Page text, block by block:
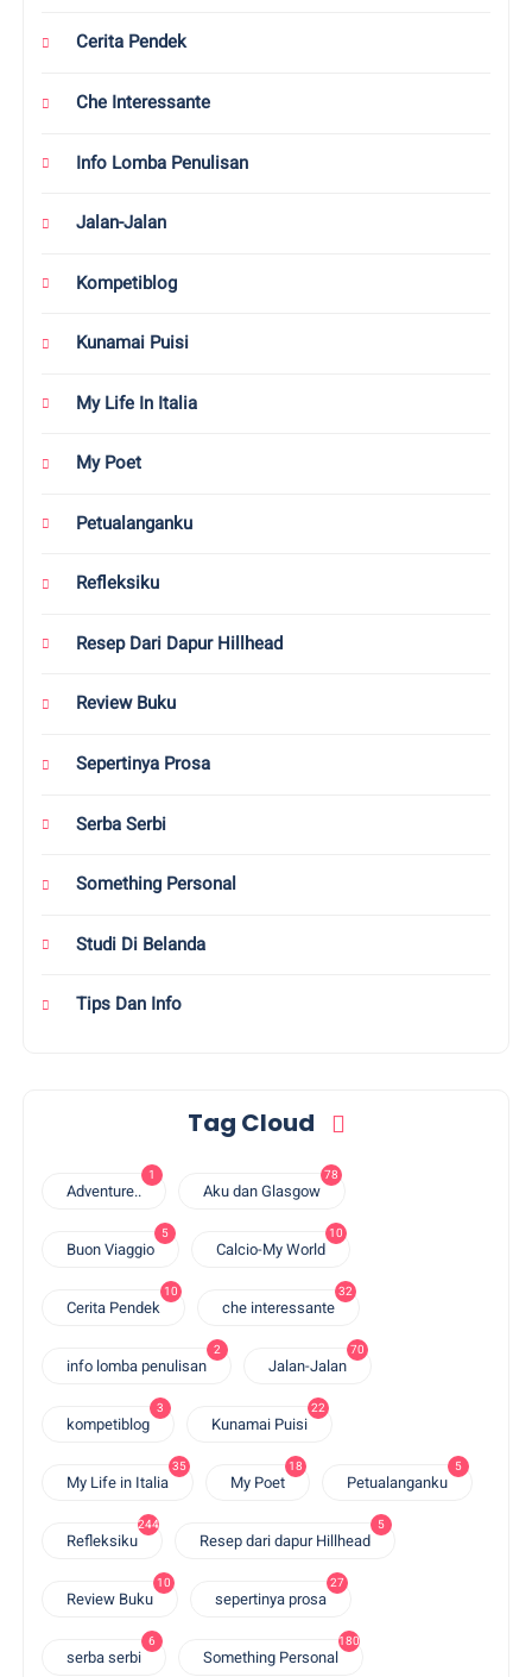
Cerita Pendek
Che Interessante
Info Lomba Penulisan
Jalan-Jalan
Kompetiblog
Kunamai Puisi
My Life In Italia
My Poet
Petualanganku
Refleksiku
Resep Dari Dapur Hillhead
Review Buku
Sepertinya Prosa
Serba Serbi
Something Personal
Studi Di Belanda
Tips Dan Info
Tag Cloud
Adventure..
1
Aku dan Glasgow
78
Buon Viaggio
5
Calcio-My World
10
Cerita Pendek
10
che interessante
32
info lomba penulisan
2
Jalan-Jalan
70
kompetiblog
3
Kunamai Puisi
22
My Life in Italia
35
My Poet
18
Petualanganku
5
Refleksiku
244
Resep dari dapur Hillhead
5
Review Buku
10
sepertinya prosa
27
serba serbi
6
Something Personal
180